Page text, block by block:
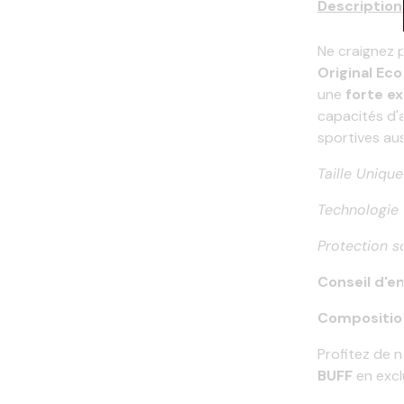
Description
Ne craignez
Original
une forte
capacités
sportives
Taille Unique
Technologie
Protection
Conseil
Composition
Profitez de
BUFF en